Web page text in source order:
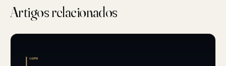
Artigos relacionados